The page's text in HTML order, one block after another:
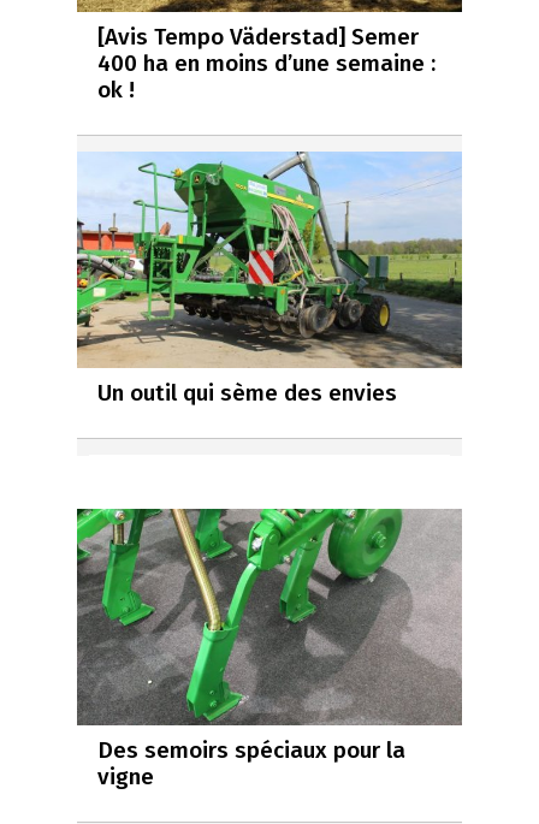
[Avis Tempo Väderstad] Semer
400 ha en moins d’une semaine :
ok !
Un outil qui sème des envies
Des semoirs spéciaux pour la
vigne